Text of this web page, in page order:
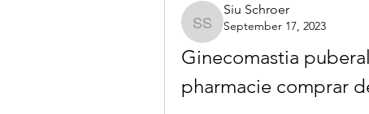
Siu Schroer
Siu Schroer
September 17, 2023
Ginecomastia
pharmacie comprar